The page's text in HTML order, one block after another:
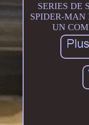
SERIES DE
SPIDER-
UN